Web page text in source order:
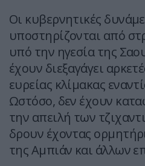
Οι κυβερνητικές
υποστηρίζονται από
υπό την ηγεσία της
έχουν διεξαγάγει
ευρείας κλίμακας
Ωστόσο, δεν έχουν
την απειλή των
δρουν έχοντας
της Αμπιάν και άλλων